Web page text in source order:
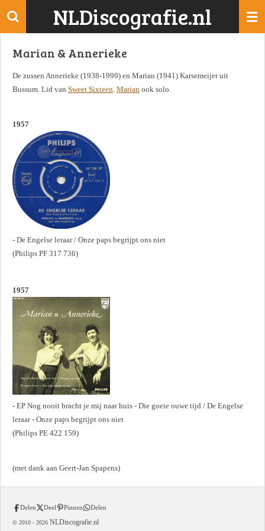
Ga
de
NLDiscografie.nl
Marian & Annerieke
De zussen Annerieke (1938-1999) en Marian (1941) Karsemeijer uit
Bussum. Lid van Sweet Sixteen. Marian ook solo.
1957
- De Engelse leraar / Onze paps begrijpt ons niet
(Philips PF 317 736)
1957
- EP Nog nooit bracht je mij naar huis - Die goeie ouwe tijd / De Engelse
leraar - Onze paps begrijpt ons niet
(Philips PE 422 159)
(met dank aan Geert-Jan Spapens)
Delen Deel Pinnen Delen
© 2010 - 2026 NLDiscografie.nl